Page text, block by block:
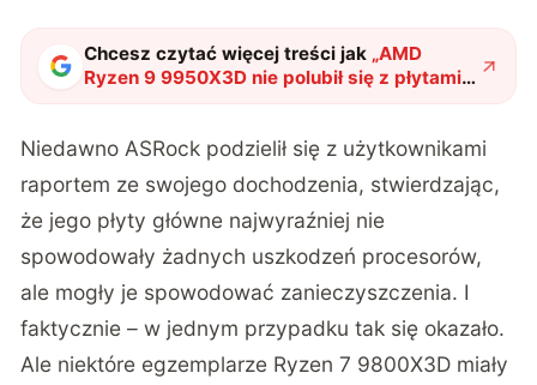
Chcesz czytać więcej treści jak „AMD
Ryzen 9 9950X3D nie polubił się z płytami
ASRock. Pada po dziewięciu dniach"?
Niedawno ASRock podzielił się z użytkownikami
raportem ze swojego dochodzenia, stwierdzając,
że jego płyty główne najwyraźniej nie
spowodowały żadnych uszkodzeń procesorów,
ale mogły je spowodować zanieczyszczenia. I
faktycznie – w jednym przypadku tak się okazało.
Ale niektóre egzemplarze Ryzen 7 9800X3D miały